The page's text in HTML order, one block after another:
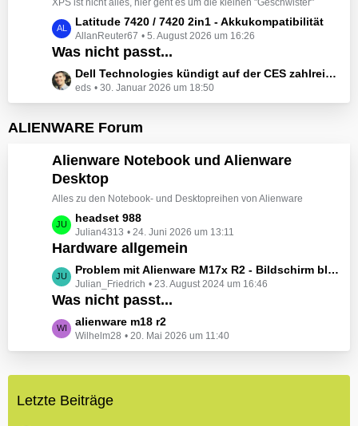
ä
g
e
i
r
ä
g
e
B
i
ä
e
XPS ist nicht alles, hier geht es um die kleinen "Geschwister"
L
e
t
z
t
e
e
t
r
ä
g
e
Latitude 7420 / 7420 2in1 - Akkukompatibilität
AllanReuter67 5. August 2026 um 16:26
Was nicht passt...
L
e
t
z
e
B
e
i
t
r
ä
g
e
Dell Technologies kündigt auf der CES zahlreiche Alienware-Neuheiten an
eds 30. Januar 2026 um 18:50
ALIENWARE Forum
Alienware Notebook und Alienware
Desktop
Alles zu den Notebook- und Desktopreihen von Alienware
L
e
t
z
t
e
e
r
g
headset 988
Julian4313 24. Juni 2026 um 13:11
Hardware allgemein
L
e
t
z
t
e
i
Problem mit Alienware M17x R2 - Bildschirm bleibt schwarz beim Start
Julian_Friedrich 23. August 2024 um 16:46
Was nicht passt...
L
e
t
e
alienware m18 r2
Wilhelm28 20. Mai 2026 um 11:40
Letzte Beiträge